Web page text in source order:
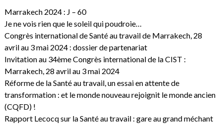
Marrakech 2024 : J – 60
Je ne vois rien que le soleil qui poudroie…
Congrès international de Santé au travail de Marrakech, 28
avril au 3 mai 2024 : dossier de partenariat
Invitation au 34ème Congrès international de la CIST :
Marrakech, 28 avril au 3 mai 2024
Réforme de la Santé au travail, un essai en attente de
transformation : et le monde nouveau rejoignit le monde ancien
(CQFD) !
Rapport Lecocq sur la Santé au travail : gare au grand méchant